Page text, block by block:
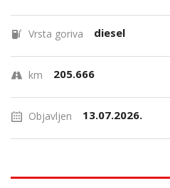
Vrsta goriva diesel
km 205.666
Objavljen 13.07.2026.